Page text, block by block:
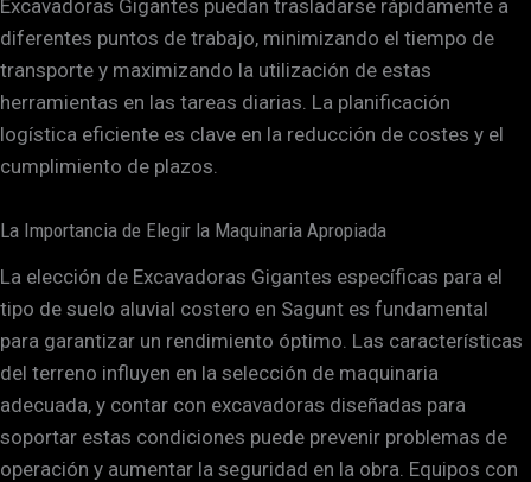
Excavadoras Gigantes puedan trasladarse rápidamente a
diferentes puntos de trabajo, minimizando el tiempo de
transporte y maximizando la utilización de estas
herramientas en las tareas diarias. La planificación
logística eficiente es clave en la reducción de costes y el
cumplimiento de plazos.
La Importancia de Elegir la Maquinaria Apropiada
La elección de Excavadoras Gigantes específicas para el
tipo de suelo aluvial costero en Sagunt es fundamental
para garantizar un rendimiento óptimo. Las características
del terreno influyen en la selección de maquinaria
adecuada, y contar con excavadoras diseñadas para
soportar estas condiciones puede prevenir problemas de
operación y aumentar la seguridad en la obra. Equipos con